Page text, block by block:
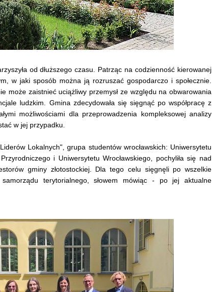
od dłuższego czasu. Patrząc na codzienność kierowanej
w jaki sposób można ją rozruszać gospodarczo i społecznie.
może zaistnieć uciążliwy przemysł ze względu na obwarowania
ludzkim. Gmina zdecydowała się sięgnąć po współpracę z
możliwościami dla przeprowadzenia kompleksowej analizy
w jej przypadku.
Lokalnych", grupa studentów wrocławskich: Uniwersytetu
i Uniwersytetu Wrocławskiego, pochyliła się nad
gminy złotostockiej. Dla tego celu sięgnęli po wszelkie
terytorialnego, słowem mówiąc - po jej aktualne